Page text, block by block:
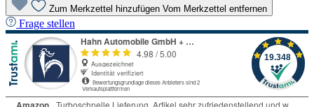
Zum Merkzettel hinzufügen Vom Merkzettel entfernen
Frage stellen